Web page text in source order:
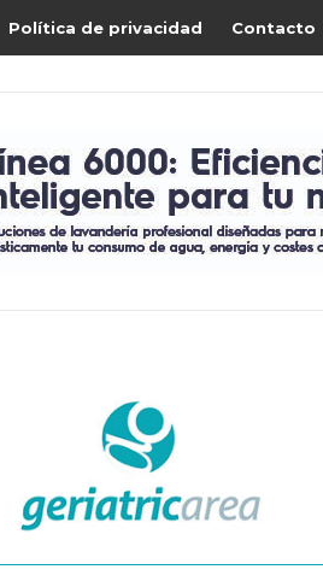
Política de privacidad Contacto